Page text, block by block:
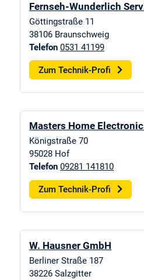
Fernseh-Wunderlich
Göttingstraße 11
38106 Braunschweig
Telefon 0531 41199
Zum Technik-Profi
Masters Home
Königstraße 70
95028 Hof
Telefon 09281 141810
Zum Technik-Profi
W. Hausner GmbH
Berliner Straße 187
38226 Salzgitter